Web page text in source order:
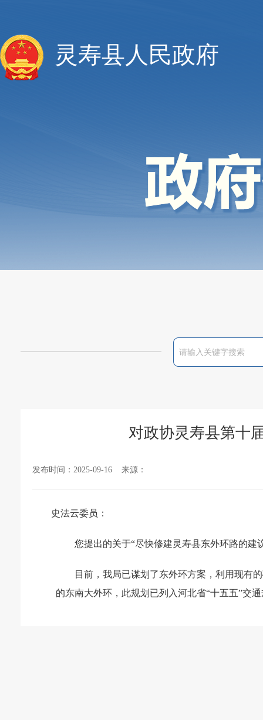
灵寿县人民政府
对政协灵寿县第十
发布时间：2025-09-16 来源：
史法云委员：
您提出的关于“尽快修建灵寿县东外环路的建
目前，我局已谋划了东外环方案，利用现有
的东南大外环，此规划已列入河北省“十五五”交